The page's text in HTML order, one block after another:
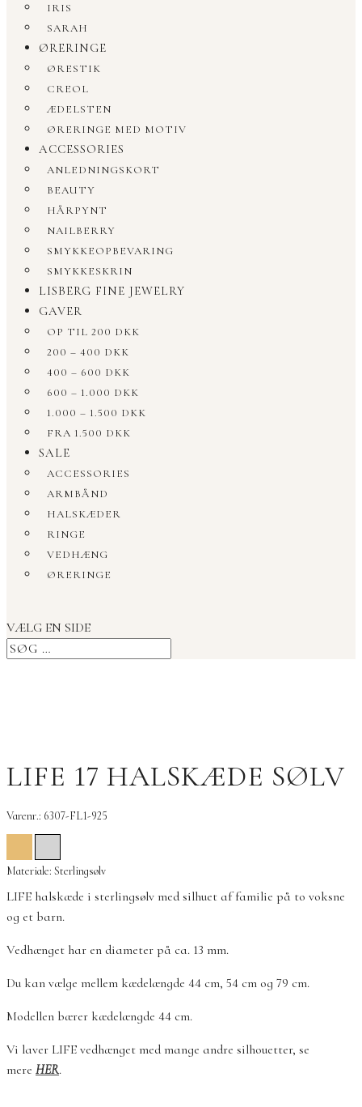
IRIS
SARAH
ØRERINGE
ØRESTIK
CREOL
ÆDELSTEN
ØRERINGE MED MOTIV
ACCESSORIES
ANLEDNINGSKORT
BEAUTY
HÅRPYNT
NAILBERRY
SMYKKEOPBEVARING
SMYKKESKRIN
LISBERG FINE JEWELRY
GAVER
OP TIL 200 DKK
200 – 400 DKK
400 – 600 DKK
600 – 1.000 DKK
1.000 – 1.500 DKK
FRA 1.500 DKK
SALE
ACCESSORIES
ARMBÅND
HALSKÆDER
RINGE
VEDHÆNG
ØRERINGE
VÆLG EN SIDE
LIFE 17 HALSKÆDE SØLV
Varenr.: 6307-FL1-925
Materiale: Sterlingsølv
LIFE halskæde i sterlingsølv med silhuet af familie på to voksne
og et barn.
Vedhænget har en diameter på ca. 13 mm.
Du kan vælge mellem kædelængde 44 cm, 54 cm og 79 cm.
Modellen bærer kædelængde 44 cm.
Vi laver LIFE vedhænget med mange andre silhouetter, se
mere HER.